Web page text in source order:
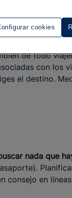
las
de todo
con los
el destino.
nada que
consejo en
cookies